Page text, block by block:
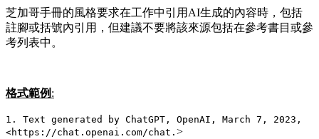
芝加哥手冊的風格要求在工作中引用AI生成的內容時，包括
註腳或括號內引用，但建議不要將該來源包括在參考書目或參
考列表中。
格式範例 :
1. Text generated by ChatGPT, OpenAI, March 7, 2023,
<https://chat.openai.com/chat. >